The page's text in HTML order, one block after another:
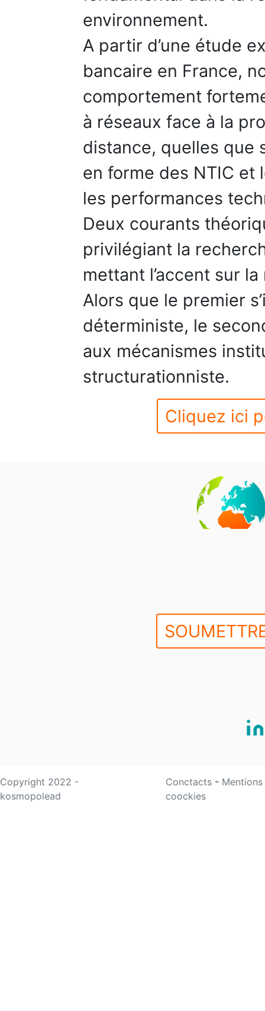
environnement.
A partir d’une étude
bancaire en France,
comportement
à réseaux face à la
distance, quelles que
en forme des NTIC
les performances
Deux courants
privilégiant la
mettant l’accent sur
Alors que le premier
déterministe, le
aux mécanismes
structurationniste.
Cliquez ici
Copyright 2022 -
kosmopolead
Conctacts -
coockies